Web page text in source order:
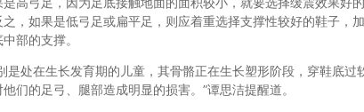
之，如果是低弓足或扁平足，则应着重选择支撑性较好的鞋子，加
部的支撑。
是处在生长发育期的儿童，其骨骼正在生长塑形阶段，穿鞋底过
们的足弓、腿部造成明显的损害。”谭思洁提醒道。